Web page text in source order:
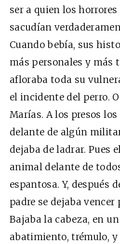
ser a quien los
sacudían
Cuando bebía, sus
más personales y más
afloraba toda su
el incidente del perro.
Marías. A los presos
delante de algún
dejaba de ladrar. Pues
animal delante de
espantosa. Y, después
padre se dejaba vencer
Bajaba la cabeza, en
abatimiento, trémulo, y